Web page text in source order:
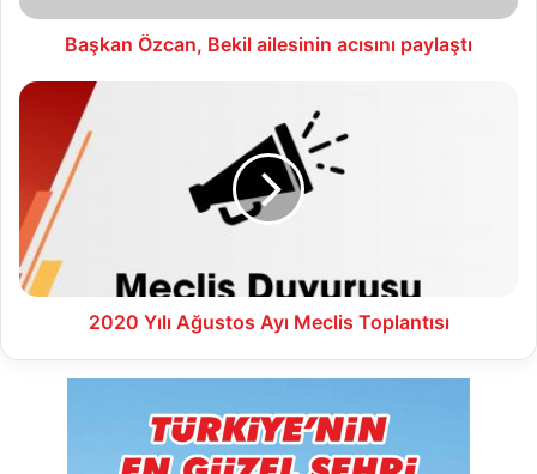
Başkan Özcan, Bekil ailesinin acısını paylaştı
2020
Ağustos
Meclis
Toplantısı
2020 Yılı Ağustos Ayı Meclis Toplantısı